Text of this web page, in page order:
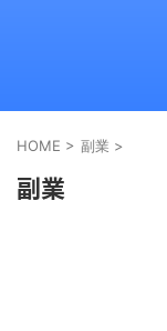
HOME > 副業 >
副業